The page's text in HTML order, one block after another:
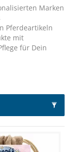
Marken
Pferdeartikeln
mit
für Dein